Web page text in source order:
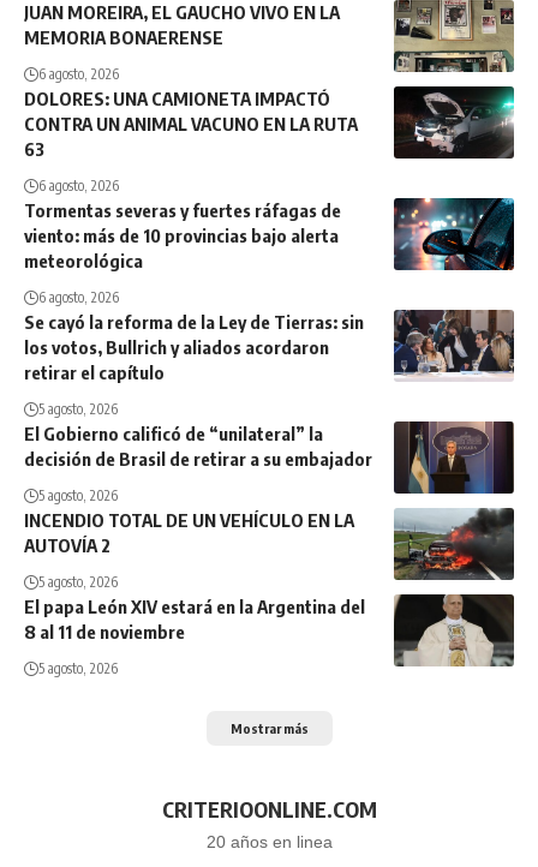
JUAN MOREIRA, EL GAUCHO VIVO EN LA
MEMORIA BONAERENSE
6 agosto, 2026
DOLORES: UNA CAMIONETA IMPACTÓ
CONTRA UN ANIMAL VACUNO EN LA RUTA
63
6 agosto, 2026
Tormentas severas y fuertes ráfagas de
viento: más de 10 provincias bajo alerta
meteorológica
6 agosto, 2026
Se cayó la reforma de la Ley de Tierras: sin
los votos, Bullrich y aliados acordaron
retirar el capítulo
5 agosto, 2026
El Gobierno calificó de “unilateral” la
decisión de Brasil de retirar a su embajador
5 agosto, 2026
INCENDIO TOTAL DE UN VEHÍCULO EN LA
AUTOVÍA 2
5 agosto, 2026
El papa León XIV estará en la Argentina del
8 al 11 de noviembre
5 agosto, 2026
Mostrar más
CRITERIOONLINE.COM
20 años en linea